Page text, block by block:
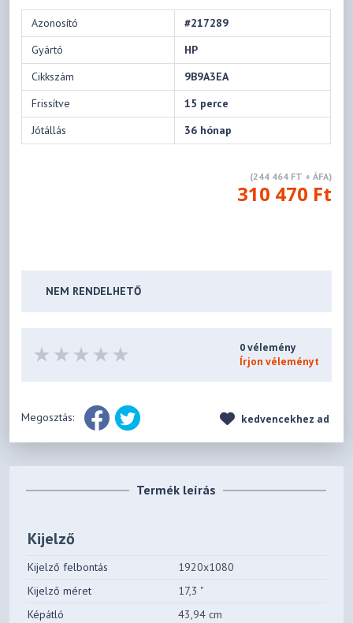
Azonosító
#217289
Gyártó
HP
Cikkszám
9B9A3EA
Frissítve
15 perce
Jótállás
36 hónap
(244 464 FT + ÁFA)
310 470 Ft
NEM RENDELHETŐ
0 vélemény
Írjon véleményt
Megosztás: kedvencekhez ad
Termék leírás
Kijelző
Kijelző felbontás
1920x1080
Kijelző méret
17,3 "
Képátló
43,94 cm